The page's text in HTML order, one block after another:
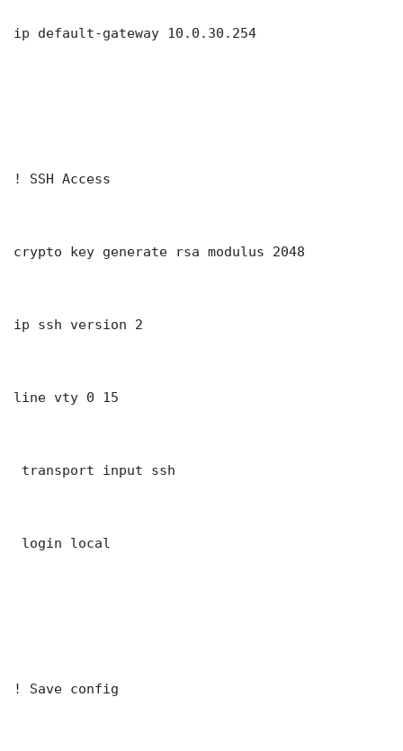
ip default-gateway 10.0.30.254
! SSH Access
crypto key generate rsa modulus 2048
ip ssh version 2
line vty 0 15
transport input ssh
login local
! Save config